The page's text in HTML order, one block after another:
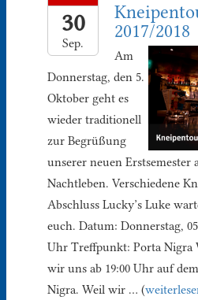
30
Sep.
2017/2018
Am
Donnerstag, den 5.
Oktober geht es
wieder traditionell
zur Begrüßung
unserer neuen Erstsemester
Nachtleben. Verschiedene
Abschluss Lucky’s Luke
euch. Datum: Donnerstag,
Uhr Treffpunkt: Porta Nigra
wir uns ab 19:00 Uhr auf
Nigra. Weil wir … (